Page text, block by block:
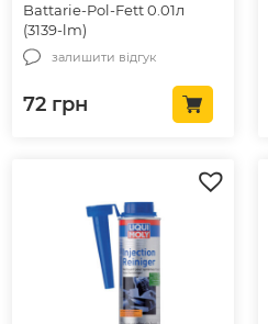
Battarie-Pol-Fett 0.01л
(3139-lm)
залишити відгук
72 грн